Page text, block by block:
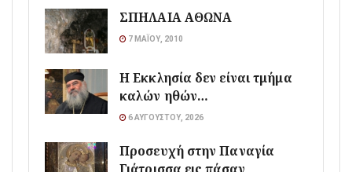
ΣΠΗΛΑΙΑ ΑΘΩΝΑ
7 ΜΑΪ́ΟΥ, 2010
Η Εκκλησία δεν είναι τμήμα
καλών ηθών…
6 ΑΥΓΟΎΣΤΟΥ, 2026
Προσευχή στην Παναγία